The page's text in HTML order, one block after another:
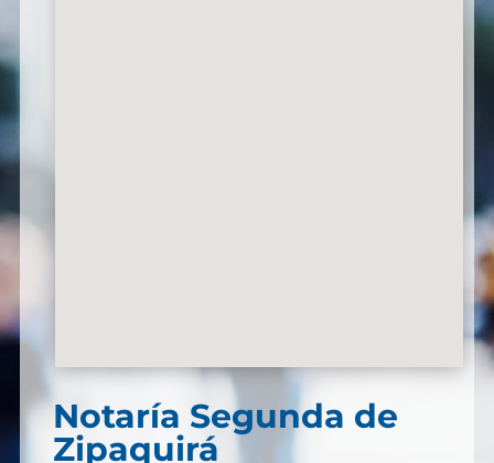
Notaría Segunda de
Zipaquirá